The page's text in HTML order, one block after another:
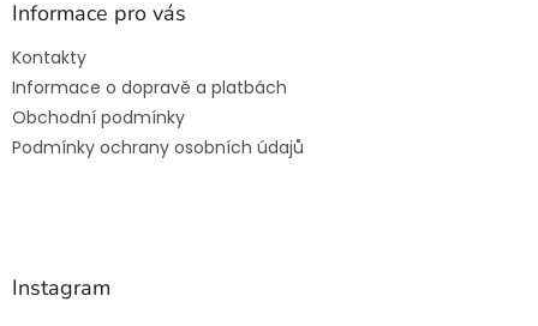
Informace pro vás
Kontakty
Informace o dopravě a platbách
Obchodní podmínky
Podmínky ochrany osobních údajů
Instagram